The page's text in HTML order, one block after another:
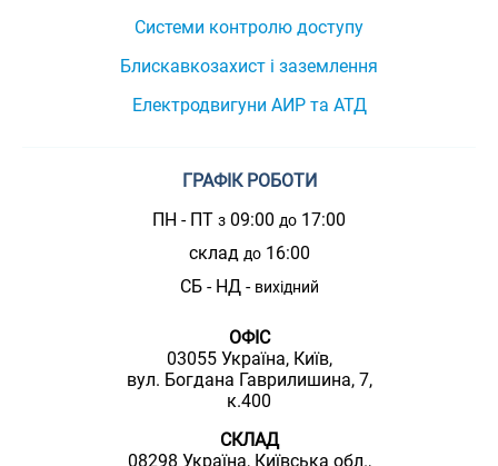
Системи контролю доступу
Блискавкозахист і заземлення
Електродвигуни АИР та АТД
ГРАФІК РОБОТИ
ПН - ПТ з 09:00 до 17:00
склад до16:00
СБ - НД - вихідний
ОФІС
03055 Україна, Київ,
вул. Богдана Гаврилишина, 7,
к.400
СКЛАД
08298 Україна, Київська обл.,